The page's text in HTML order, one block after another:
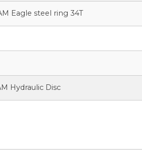
Eagle steel ring 34T
Hydraulic Disc